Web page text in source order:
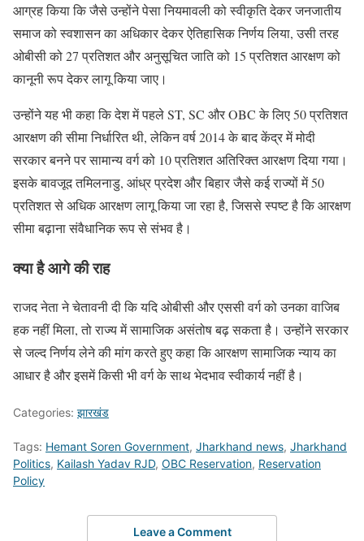
आग्रह किया कि जैसे उन्होंने पेसा नियमावली को स्वीकृति देकर जनजातीय
समाज को स्वशासन का अधिकार देकर ऐतिहासिक निर्णय लिया, उसी तरह
ओबीसी को 27 प्रतिशत और अनुसूचित जाति को 15 प्रतिशत आरक्षण को
कानूनी रूप देकर लागू किया जाए।
उन्होंने यह भी कहा कि देश में पहले ST, SC और OBC के लिए 50 प्रतिशत
आरक्षण की सीमा निर्धारित थी, लेकिन वर्ष 2014 के बाद केंद्र में मोदी
सरकार बनने पर सामान्य वर्ग को 10 प्रतिशत अतिरिक्त आरक्षण दिया गया।
इसके बावजूद तमिलनाडु, आंध्र प्रदेश और बिहार जैसे कई राज्यों में 50
प्रतिशत से अधिक आरक्षण लागू किया जा रहा है, जिससे स्पष्ट है कि आरक्षण
सीमा बढ़ाना संवैधानिक रूप से संभव है।
क्या है आगे की राह
राजद नेता ने चेतावनी दी कि यदि ओबीसी और एससी वर्ग को उनका वाजिब
हक नहीं मिला, तो राज्य में सामाजिक असंतोष बढ़ सकता है। उन्होंने सरकार
से जल्द निर्णय लेने की मांग करते हुए कहा कि आरक्षण सामाजिक न्याय का
आधार है और इसमें किसी भी वर्ग के साथ भेदभाव स्वीकार्य नहीं है।
Categories: झारखंड
Tags: Hemant Soren Government, Jharkhand news, Jharkhand
Politics, Kailash Yadav RJD, OBC Reservation, Reservation
Policy
Leave a Comment